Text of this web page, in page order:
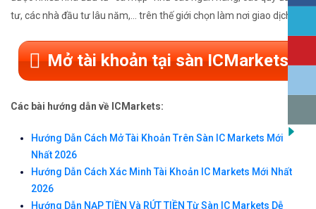
tư, các nhà đầu tư lâu năm,... trên thế giới chọn làm nơi giao dịch.
Mở tài khoản tại sàn ICMarkets
Các bài hướng dẫn về ICMarkets:
Hướng Dẫn Cách Mở Tài Khoản Trên Sàn IC Markets Mới
Nhất 2026
Hướng Dẫn Cách Xác Minh Tài Khoản IC Markets Mới Nhất
2026
Hướng Dẫn NẠP TIỀN Và RÚT TIỀN Từ Sàn IC Markets Dễ